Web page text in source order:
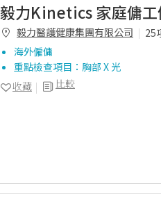
毅力Kinetics 家庭傭
毅力醫護健康集團有限公司
25
海外僱傭
重點檢查項目：胸部 X 光
比較
收藏